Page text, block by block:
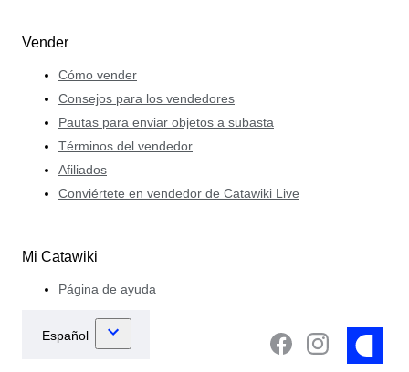
Vender
Cómo vender
Consejos para los vendedores
Pautas para enviar objetos a subasta
Términos del vendedor
Afiliados
Conviértete en vendedor de Catawiki Live
Mi Catawiki
Página de ayuda